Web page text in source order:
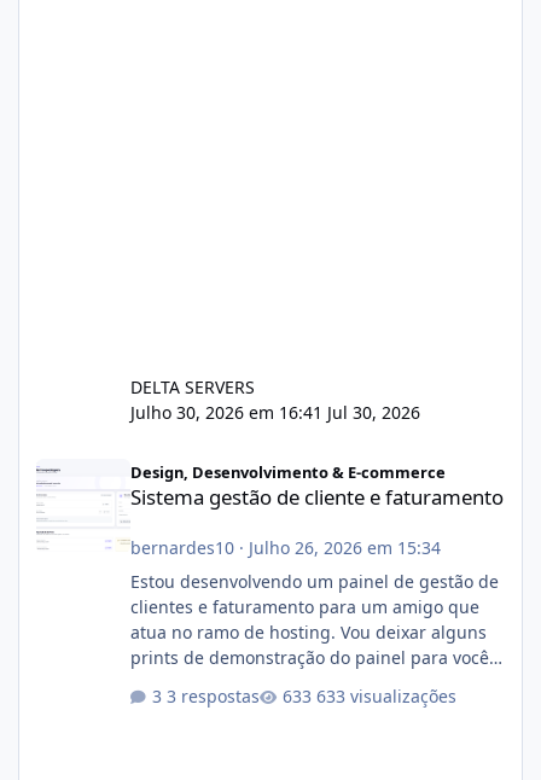
DELTA SERVERS
Julho 30, 2026 em 16:41 Jul 30, 2026
Design, Desenvolvimento & E-commerce
Sistema gestão de cliente e faturamento
bernardes10· Julho 26, 2026 em 15:34
Estou desenvolvendo um painel de gestão de
clientes e faturamento para um amigo que
atua no ramo de hosting. Vou deixar alguns
prints de demonstração do painel para vocês
com cerca de 80% concluído e conta com
3 respostas 633 visualizações